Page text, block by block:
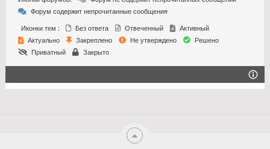
Форум содержит непрочитанные сообщения
Иконки тем : Без ответа Отвеченный
Активный
Актуально
Закреплено Не утверждено
Решено
Приватный
Закрыто